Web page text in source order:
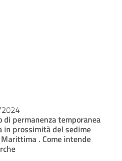
di permanenza temporanea
in prossimità del sedime
. Come intende